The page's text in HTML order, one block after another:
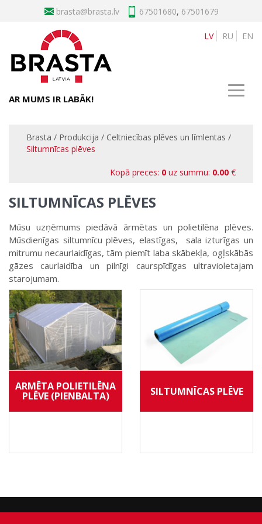
brasta 67501680, 67501679
AR MUMS IR LABĀK!
LV RU EN
Brasta / Produkcija / Celtniecības plēves un līmlentas /
Siltumnīcas plēves
Kopā preces: 0 uz summu: 0.00 €
SILTUMNĪCAS PLĒVES
Mūsu uzņēmums piedāvā ārmētas un polietilēna plēves.
Mūsdienīgas siltumnīcu plēves, elastīgas, sala izturīgas un
mitrumu necaurlaidīgas, tām piemīt laba skābekļa, ogļskābās
gāzes caurlaidība un pilnīgi caurspīdīgas ultravioletajam
starojumam.
ARMĒTA POLIETILĒNA
PLĒVE (PIENBALTA) SILTUMNĪCAS PLĒVE